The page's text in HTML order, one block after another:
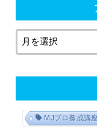
MJプロ養成講